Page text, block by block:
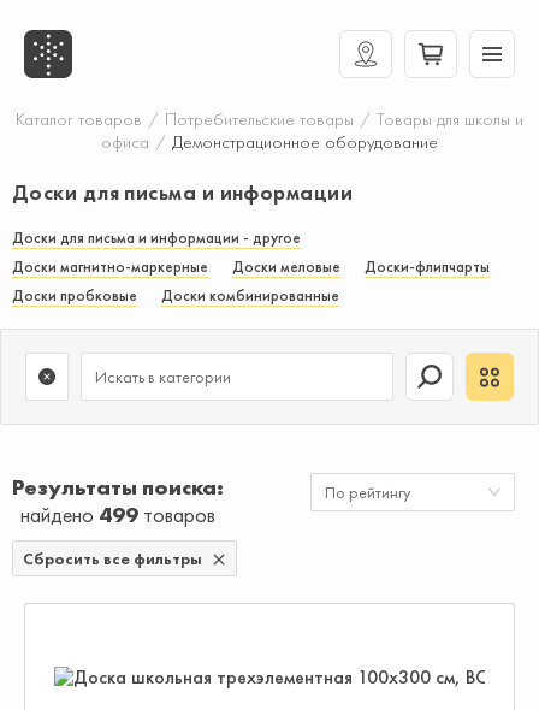
Каталог товаров / Потребительские товары / Товары для школы и
офиса / Демонстрационное оборудование
Доски для письма и информации
Доски для письма и информации - другое
Доски магнитно-маркерные
Доски меловые
Доски-флипчарты
Доски пробковые
Доски комбинированные
Результаты поиска
найдено 499 товаров
По рейтингу
Сбросить все фильтры